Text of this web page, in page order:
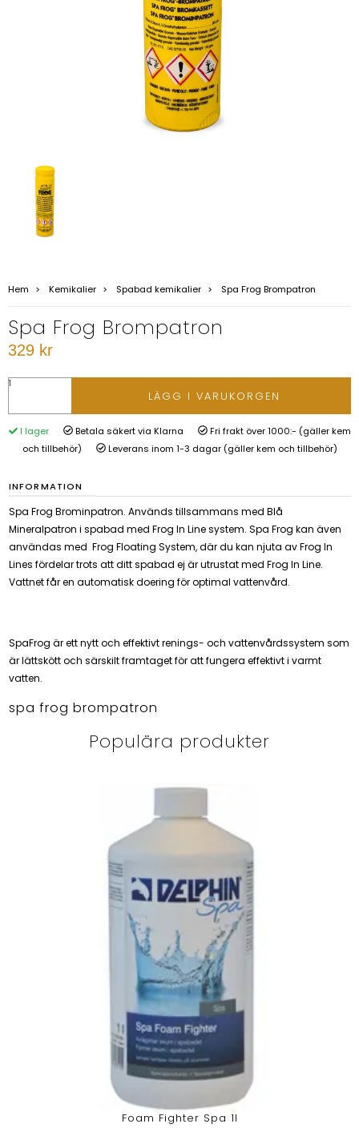
Hem Kemikalier Spabad kemikalier Spa Frog Brompatron
Spa Frog Brompatron
329 kr
LÄGG I VARUKORGEN
I lager Betala säkert via Klarna
Fri frakt över 1000:- (gäller kem
och tillbehör)
Leverans inom 1-3 dagar (gäller kem och tillbehör)
INFORMATION
Spa Frog Brominpatron. Används tillsammans med Blå
Mineralpatron i spabad med Frog In Line system. Spa Frog kan även
användas med Frog Floating System, där du kan njuta av Frog In
Lines fördelar trots att ditt spabad ej är utrustat med Frog In Line.
Vattnet får en automatisk doering för optimal vattenvård.
SpaFrog är ett nytt och effektivt renings- och vattenvårdssystem som
är lättskött och särskilt framtaget för att fungera effektivt i varmt
vatten.
spa frog brompatron
Populära produkter
Foam Fighter Spa 1l